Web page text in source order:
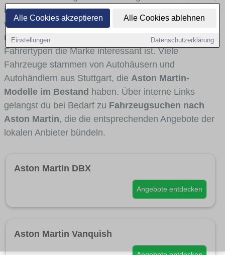
Alle Cookies akzeptieren Alle Cookies ablehnen
Einstellungen Datenschutzerklärung
in welchen Fahrzeugklassen Aston Martin stark
vertreten ist, welche Modellreihen häufig im Stadt-
und Umlandverkehr zu sehen sind und für welche
Fahrertypen die Marke interessant ist. Viele
Fahrzeuge stammen von Autohäusern und
Autohändlern aus Stuttgart, die Aston Martin-
Modelle im Bestand haben. Über interne Links
gelangst du bei Bedarf zu Fahrzeugsuchen nach
Aston Martin, die die entsprechenden Angebote der
lokalen Anbieter bündeln.
Aston Martin DBX
Angebote entdecken
Aston Martin Vanquish